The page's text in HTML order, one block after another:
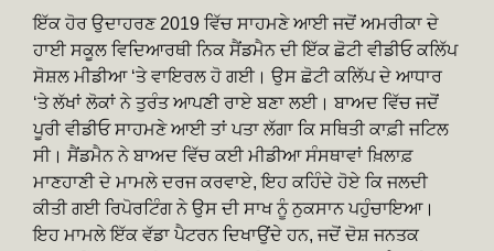
ਇੱਕ ਹੋਰ ਉਦਾਹਰਣ 2019 ਵਿੱਚ ਸਾਹਮਣੇ ਆਈ ਜਦੋਂ ਅਮਰੀਕਾ ਦੇ
ਹਾਈ ਸਕੂਲ ਵਿਦਿਆਰਥੀ ਨਿਕ ਸੈਂਡਮੈਨ ਦੀ ਇੱਕ ਛੋਟੀ ਵੀਡੀਓ ਕਲਿੱਪ
ਸੋਸ਼ਲ ਮੀਡੀਆ ‘ਤੇ ਵਾਇਰਲ ਹੋ ਗਈ। ਉਸ ਛੋਟੀ ਕਲਿੱਪ ਦੇ ਆਧਾਰ
‘ਤੇ ਲੱਖਾਂ ਲੋਕਾਂ ਨੇ ਤੁਰੰਤ ਆਪਣੀ ਰਾਏ ਬਣਾ ਲਈ। ਬਾਅਦ ਵਿੱਚ ਜਦੋਂ
ਪੂਰੀ ਵੀਡੀਓ ਸਾਹਮਣੇ ਆਈ ਤਾਂ ਪਤਾ ਲੱਗਾ ਕਿ ਸਥਿਤੀ ਕਾਫ਼ੀ ਜਟਿਲ
ਸੀ। ਸੈਂਡਮੈਨ ਨੇ ਬਾਅਦ ਵਿੱਚ ਕਈ ਮੀਡੀਆ ਸੰਸਥਾਵਾਂ ਖ਼ਿਲਾਫ਼
ਮਾਣਹਾਣੀ ਦੇ ਮਾਮਲੇ ਦਰਜ ਕਰਵਾਏ, ਇਹ ਕਹਿੰਦੇ ਹੋਏ ਕਿ ਜਲਦੀ
ਕੀਤੀ ਗਈ ਰਿਪੋਰਟਿੰਗ ਨੇ ਉਸ ਦੀ ਸਾਖ ਨੂੰ ਨੁਕਸਾਨ ਪਹੁੰਚਾਇਆ।
ਇਹ ਮਾਮਲੇ ਇੱਕ ਵੱਡਾ ਪੈਟਰਨ ਦਿਖਾਉਂਦੇ ਹਨ, ਜਦੋਂ ਦੋਸ਼ ਜਨਤਕ